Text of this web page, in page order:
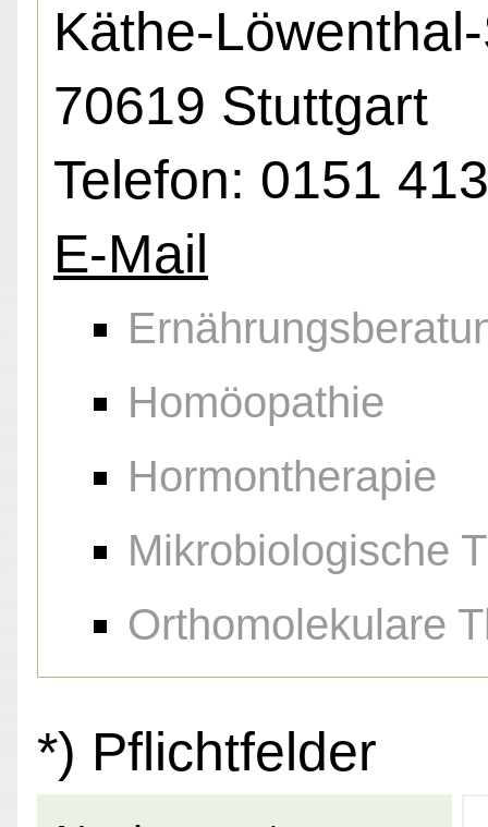
Käthe-
70619 Stuttgart
Telefon: 0151
E-Mail
Homöopathie
Hormontherapie
Mikrobiologische
Orthomolekulare
*) Pflichtfelder